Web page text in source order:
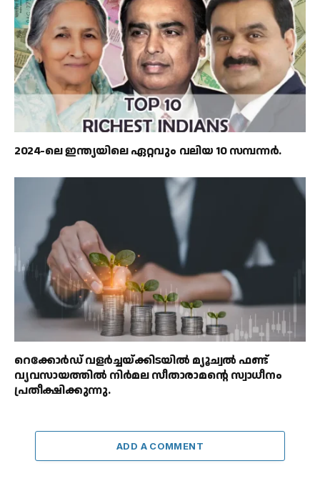
2024-ലെ ഇന്ത്യയിലെ ഏറ്റവും വലിയ 10 സമ്പന്നർ.
റെക്കോർഡ് വളർച്ചയ്ക്കിടയിൽ മ്യൂച്വൽ ഫണ്ട്
വ്യവസായത്തിൽ നിർമല സീതാരാമൻ്റെ സ്വാധീനം
പ്രതീക്ഷിക്കുന്നു.
ADD A COMMENT